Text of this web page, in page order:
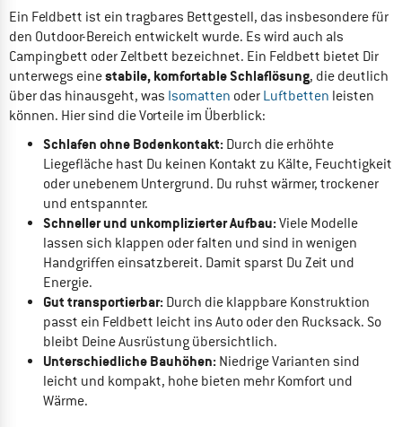
Ein Feldbett ist ein tragbares Bettgestell, das insbesondere für
den Outdoor-Bereich entwickelt wurde. Es wird auch als
Campingbett oder Zeltbett bezeichnet. Ein Feldbett bietet Dir
unterwegs einestabile, komfortable Schlaflösung, die deutlich
über das hinausgeht, was Isomatten oder Luftbetten leisten
können. Hier sind die Vorteile im Überblick:
Schlafen ohne Bodenkontakt:Durch die erhöhte
Liegefläche hast Du keinen Kontakt zu Kälte, Feuchtigkeit
oder unebenem Untergrund. Du ruhst wärmer, trockener
und entspannter.
Schneller und unkomplizierter Aufbau:Viele Modelle
lassen sich klappen oder falten und sind in wenigen
Handgriffen einsatzbereit. Damit sparst Du Zeit und
Energie.
Gut transportierbar:Durch die klappbare Konstruktion
passt ein Feldbett leicht ins Auto oder den Rucksack. So
bleibt Deine Ausrüstung übersichtlich.
Unterschiedliche Bauhöhen:Niedrige Varianten sind
leicht und kompakt, hohe bieten mehr Komfort und
Wärme.